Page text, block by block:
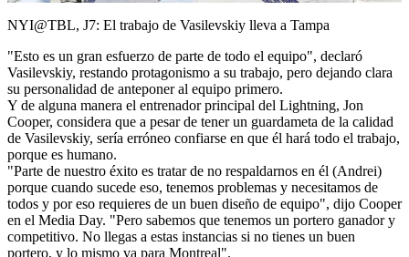
Video
NYI@TBL, J7: El trabajo de Vasilevskiy lleva a Tampa
"Esto es un gran esfuerzo de parte de todo el equipo", declaró
Vasilevskiy, restando protagonismo a su trabajo, pero dejando clara
su personalidad de anteponer al equipo primero.
Y de alguna manera el entrenador principal del Lightning, Jon
Cooper, considera que a pesar de tener un guardameta de la calidad
de Vasilevskiy, sería erróneo confiarse en que él hará todo el trabajo,
porque es humano.
"Parte de nuestro éxito es tratar de no respaldarnos en él (Andrei)
porque cuando sucede eso, tenemos problemas y necesitamos de
todos y por eso requieres de un buen diseño de equipo", dijo Cooper
en el Media Day. "Pero sabemos que tenemos un portero ganador y
competitivo. No llegas a estas instancias si no tienes un buen
portero, y lo mismo va para Montreal".